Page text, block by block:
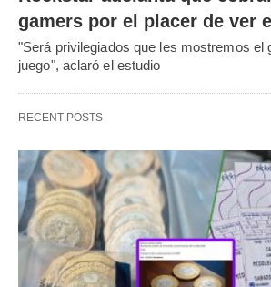
gamers por el placer de ver
"Será privilegiados que les mostremos el
juego", aclaró el estudio
RECENT POSTS